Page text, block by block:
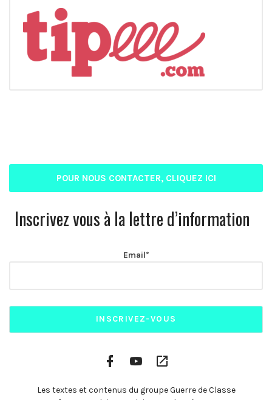
POUR NOUS CONTACTER, CLIQUEZ ICI
Inscrivez vous à la lettre d’information
Email*
Facebook
Profile
YouTube
Channel
Les textes et contenus du groupe Guerre de Classe